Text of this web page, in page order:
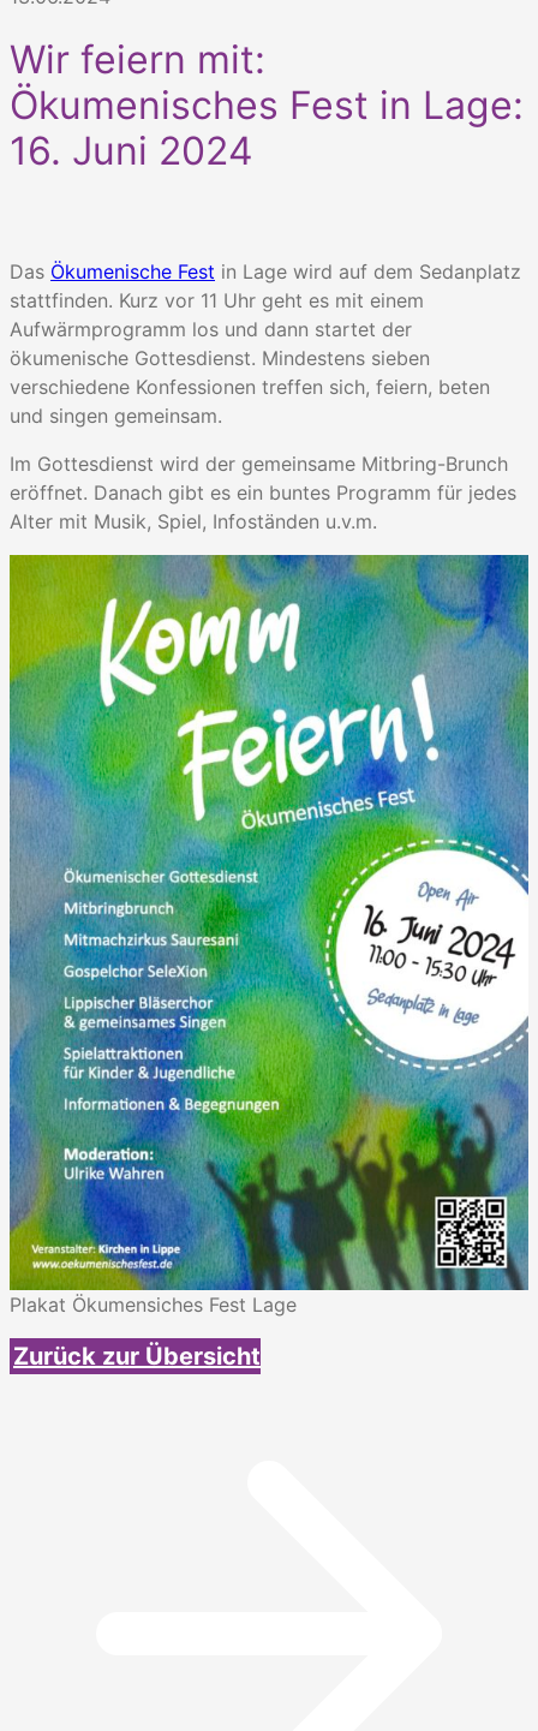
Wir feiern mit:
Ökumenisches Fest in Lage:
16. Juni 2024
Das Ökumenische Fest in Lage wird auf dem Sedanplatz
stattfinden. Kurz vor 11 Uhr geht es mit einem
Aufwärmprogramm los und dann startet der
ökumenische Gottesdienst. Mindestens sieben
verschiedene Konfessionen treffen sich, feiern, beten
und singen gemeinsam.
Im Gottesdienst wird der gemeinsame Mitbring-Brunch
eröffnet. Danach gibt es ein buntes Programm für jedes
Alter mit Musik, Spiel, Infoständen u.v.m.
Plakat Ökumensiches Fest Lage
Zurück zur Übersicht